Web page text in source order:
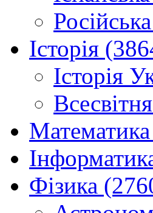
Історія
Історія
Фізика